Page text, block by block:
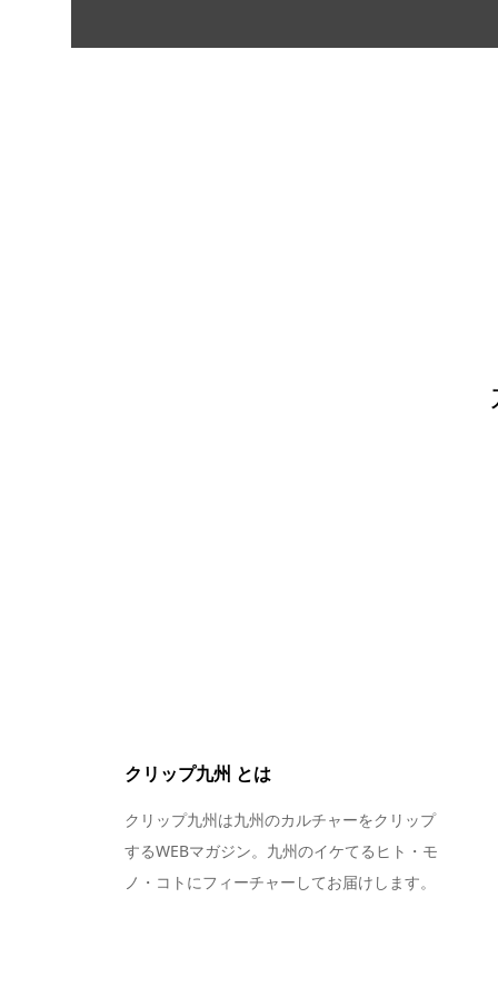
クリップ九州 とは
クリップ九州は九州のカルチャーをクリップ
するWEBマガジン。九州のイケてるヒト・モ
ノ・コトにフィーチャーしてお届けします。